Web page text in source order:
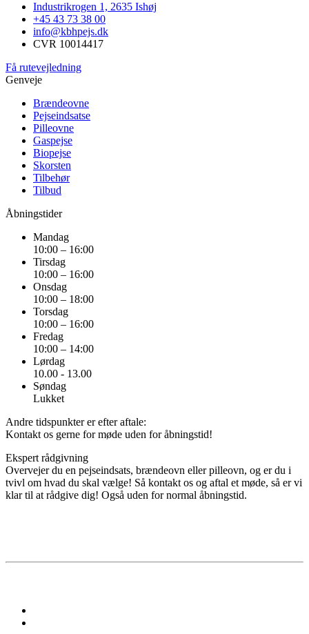
Industrikrogen 1, 2635 Ishøj
+45 43 73 38 00
info@kbhpejs.dk
CVR 10014417
Få rutevejledning
Genveje
Brændeovne
Pejseindsatse
Pilleovne
Gaspejse
Biopejse
Skorsten
Tilbehør
Tilbud
Åbningstider
Mandag
10:00 – 16:00
Tirsdag
10:00 – 16:00
Onsdag
10:00 – 18:00
Torsdag
10:00 – 16:00
Fredag
10:00 – 14:00
Lørdag
10.00 - 13.00
Søndag
Lukket
Andre tidspunkter er efter aftale:
Kontakt os gerne for møde uden for åbningstid!
Ekspert rådgivning
Overvejer du en pejseindsats, brændeovn eller pilleovn, og er du i
tvivl om hvad du skal vælge! Så kontakt os og aftal et møde, så er vi
klar til at rådgive dig! Også uden for normal åbningstid.